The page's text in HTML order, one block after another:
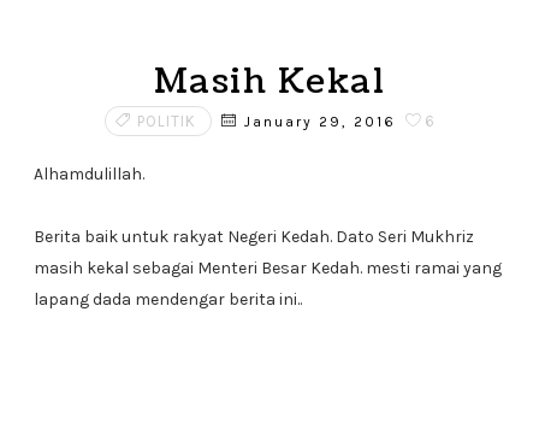
Masih Kekal
POLITIK January 29, 2016 6
Alhamdulillah.
Berita baik untuk rakyat Negeri Kedah. Dato Seri Mukhriz
masih kekal sebagai Menteri Besar Kedah. mesti ramai yang
lapang dada mendengar berita ini..